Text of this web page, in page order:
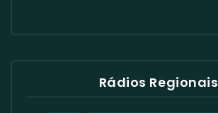
Rádios Regionais